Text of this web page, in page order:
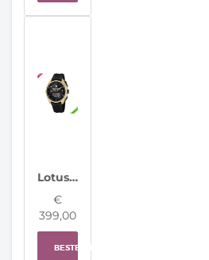
Lotus horloge 20002/5 Connected Full D
€
399,00
BESTELLEN